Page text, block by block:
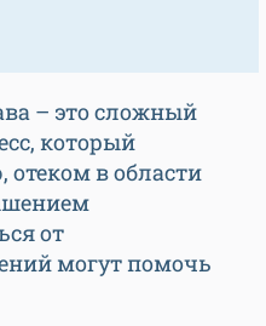
– это сложный
который
отеком в области
от
могут помочь